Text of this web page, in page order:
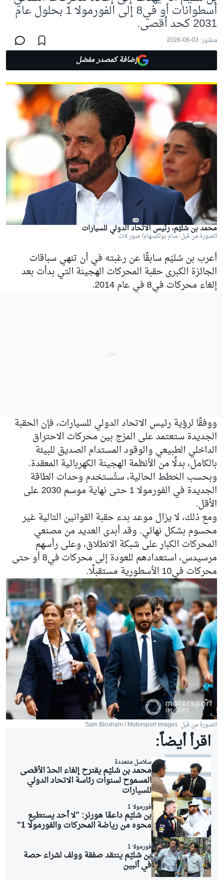
أسطوانات أو في8 إلى الفورمولا 1 بحلول عام
2031 كحد أقصى.
منشور: 03-06-2026
إضافة كمصدر مفضل
محمد بن سُليّم، رئيس الاتّحاد الدولي للسيارات
الصورة من قبل: سام بولكسهام/ صور لات
أعرب بن سُليّم سابقًا عن رغبته في أن تنهي سباقات
الجائزة الكبرى حقبة المحركات الهجينة التي بدأت بعد
إلغاء محركات في8 في عام 2014.
ووفقًا لرؤية رئيس الاتحاد الدولي للسيارات، فإن الحقبة
الجديدة ستعتمد على المزج بين محركات الاحتراق
الداخلي الطبيعي والوقود المستدام الصديق للبيئة
بالكامل، بدلًا من الأنظمة الهجينة الكهربائية المعقدة.
وبحسب الخطط الحالية، ستُستخدم وحدات الطاقة
الجديدة في الفورمولا 1 حتى نهاية موسم 2030 على
الأقل.
ومع ذلك، لا يزال موعد بدء حقبة القوانين التالية غير
محسوم بشكل نهائي. وقد أبدى العديد من مصنعي
المحركات الكبار على شبكة الانطلاق، وعلى رأسهم
مرسيدس ، استعدادهم للعودة إلى محركات في8 أو حتى
محركات في10 الأسطورية مستقبلًا.
الصورة من قبل: Sam Bloxham / Motorsport Images
اقرأ أيضاً:
سلاسل متعددة
محمد بن سُليّم يقترح إلغاء الحدّ الأقصى
المسموح لسنوات رئاسة الاتحاد الدولي
للسيارات
فورمولا 1
بن سُليّم داعمًا هورنر: "لا أحد يستطيع
محوه من رياضة المحركات والفورمولا 1"
فورمولا 1
بن سُليّم ينتقد صفقة وولف لشراء حصة
في ألبين